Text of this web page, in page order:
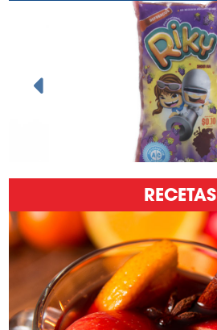
RECETAS